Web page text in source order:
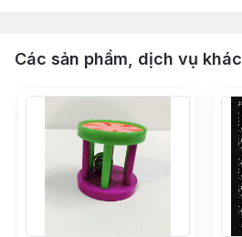
Các sản phẩm, dịch vụ khác